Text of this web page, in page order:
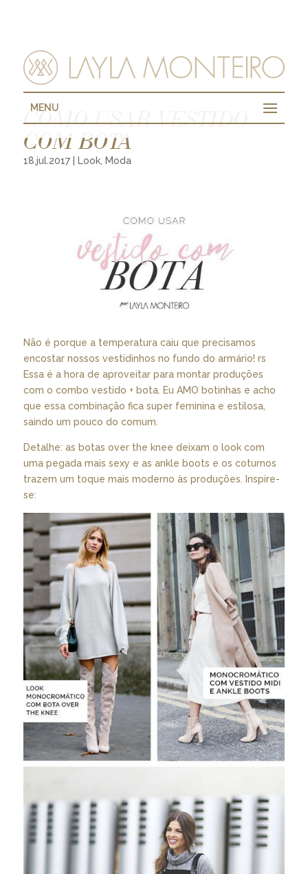
MENU
COMO USAR VESTIDO
COM BOTA
18.jul.2017| Look, Moda
Não é porque a temperatura caiu que precisamos
encostar nossos vestidinhos no fundo do armário! rs
Essa é a hora de aproveitar para montar produções
com o combo vestido + bota. Eu AMO botinhas e acho
que essa combinação fica super feminina e estilosa,
saindo um pouco do comum.
Detalhe: as botas over the knee deixam o look com
uma pegada mais sexy e as ankle boots e os coturnos
trazem um toque mais moderno às produções. Inspire-
se: